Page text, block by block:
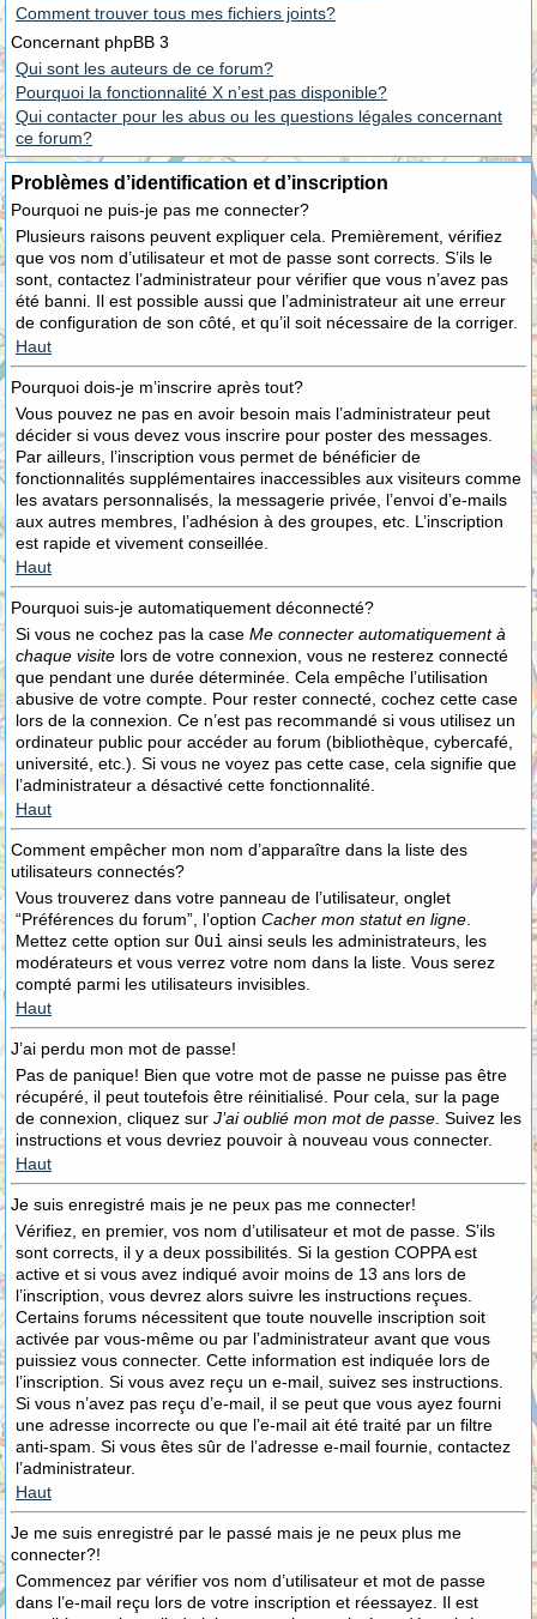
Comment trouver tous mes fichiers joints?
Concernant phpBB 3
Qui sont les auteurs de ce forum?
Pourquoi la fonctionnalité X n’est pas disponible?
Qui contacter pour les abus ou les questions légales concernant
ce forum?
Problèmes d’identification et d’inscription
Pourquoi ne puis-je pas me connecter?
Plusieurs raisons peuvent expliquer cela. Premièrement, vérifiez
que vos nom d’utilisateur et mot de passe sont corrects. S’ils le
sont, contactez l’administrateur pour vérifier que vous n’avez pas
été banni. Il est possible aussi que l’administrateur ait une erreur
de configuration de son côté, et qu’il soit nécessaire de la corriger.
Haut
Pourquoi dois-je m’inscrire après tout?
Vous pouvez ne pas en avoir besoin mais l’administrateur peut
décider si vous devez vous inscrire pour poster des messages.
Par ailleurs, l’inscription vous permet de bénéficier de
fonctionnalités supplémentaires inaccessibles aux visiteurs comme
les avatars personnalisés, la messagerie privée, l’envoi d’e-mails
aux autres membres, l’adhésion à des groupes, etc. L’inscription
est rapide et vivement conseillée.
Haut
Pourquoi suis-je automatiquement déconnecté?
Si vous ne cochez pas la case Me connecter automatiquement à
chaque visite lors de votre connexion, vous ne resterez connecté
que pendant une durée déterminée. Cela empêche l’utilisation
abusive de votre compte. Pour rester connecté, cochez cette case
lors de la connexion. Ce n’est pas recommandé si vous utilisez un
ordinateur public pour accéder au forum (bibliothèque, cybercafé,
université, etc.). Si vous ne voyez pas cette case, cela signifie que
l’administrateur a désactivé cette fonctionnalité.
Haut
Comment empêcher mon nom d’apparaître dans la liste des
utilisateurs connectés?
Vous trouverez dans votre panneau de l’utilisateur, onglet
“Préférences du forum”, l’option Cacher mon statut en ligne
Mettez cette option sur Oui ainsi seuls les administrateurs, les
modérateurs et vous verrez votre nom dans la liste. Vous serez
compté parmi les utilisateurs invisibles.
Haut
J’ai perdu mon mot de passe!
Pas de panique! Bien que votre mot de passe ne puisse pas être
récupéré, il peut toutefois être réinitialisé. Pour cela, sur la page
de connexion, cliquez sur J’ai oublié mon mot de passe . Suivez les
instructions et vous devriez pouvoir à nouveau vous connecter.
Haut
Je suis enregistré mais je ne peux pas me connecter!
Vérifiez, en premier, vos nom d’utilisateur et mot de passe. S’ils
sont corrects, il y a deux possibilités. Si la gestion COPPA est
active et si vous avez indiqué avoir moins de 13 ans lors de
l’inscription, vous devrez alors suivre les instructions reçues.
Certains forums nécessitent que toute nouvelle inscription soit
activée par vous-même ou par l’administrateur avant que vous
puissiez vous connecter. Cette information est indiquée lors de
l’inscription. Si vous avez reçu un e-mail, suivez ses instructions.
Si vous n’avez pas reçu d’e-mail, il se peut que vous ayez fourni
une adresse incorrecte ou que l’e-mail ait été traité par un filtre
anti-spam. Si vous êtes sûr de l’adresse e-mail fournie, contactez
l’administrateur.
Haut
Je me suis enregistré par le passé mais je ne peux plus me
connecter?!
Commencez par vérifier vos nom d’utilisateur et mot de passe
dans l’e-mail reçu lors de votre inscription et réessayez. Il est